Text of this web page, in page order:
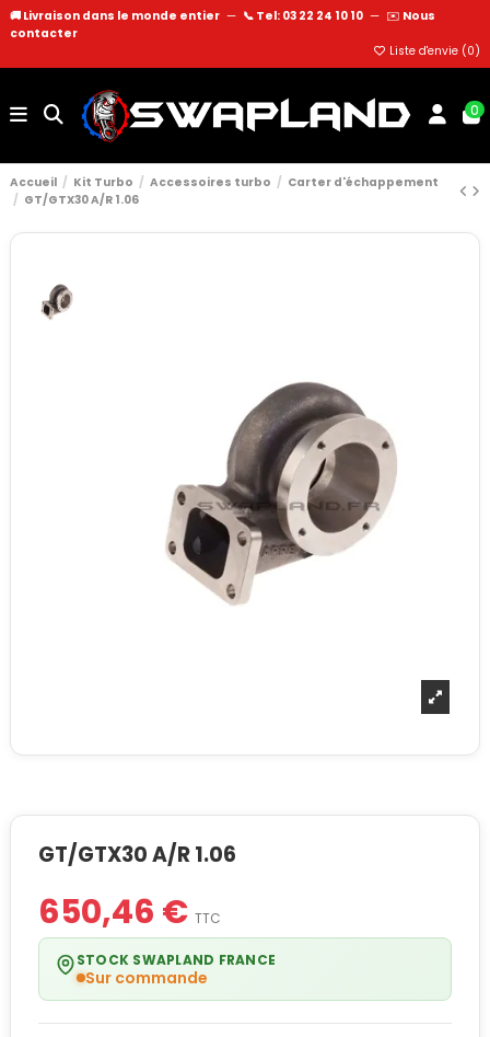
🚚 Livraison dans le monde entier — 📞 Tel: 03 22 24 10 10 — ✉️ Nous
contacter
Liste d'envie (0)
0
Accueil Kit Turbo Accessoires turbo
Carter d'échappement
GT/GTX30 A/R 1.06
GT/GTX30 A/R 1.06
650,46 € TTC
STOCK SWAPLAND FRANCE
Sur commande